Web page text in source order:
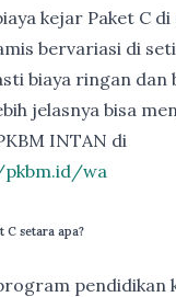
kejar Paket C di
bervariasi di
biaya ringan dan
jelasnya bisa
INTAN di
wa
C setara apa?
pendidikan